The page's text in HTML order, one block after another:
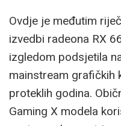
Ovdje je međutim
izvedbi radeona RX
izgledom podsjetila
mainstream grafičkih
proteklih godina.
Gaming X modela